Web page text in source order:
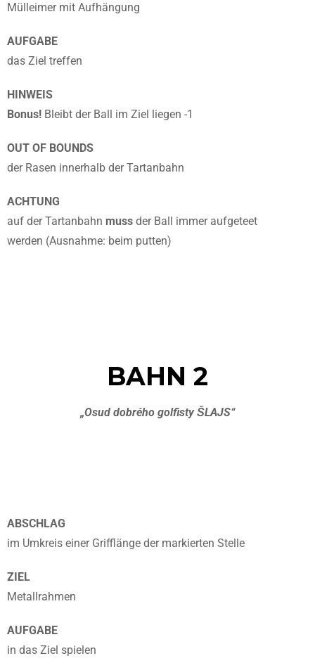
Mülleimer mit Aufhängung
AUFGABE
das Ziel treffen
HINWEIS
Bonus! Bleibt der Ball im Ziel liegen -1
OUT OF BOUNDS
der Rasen innerhalb der Tartanbahn
ACHTUNG
auf der Tartanbahn muss der Ball immer aufgeteet
werden (Ausnahme: beim putten)
BAHN 2
„Osud dobrého golfisty ŠLAJS“
ABSCHLAG
im Umkreis einer Grifflänge der markierten Stelle
ZIEL
Metallrahmen
AUFGABE
in das Ziel spielen